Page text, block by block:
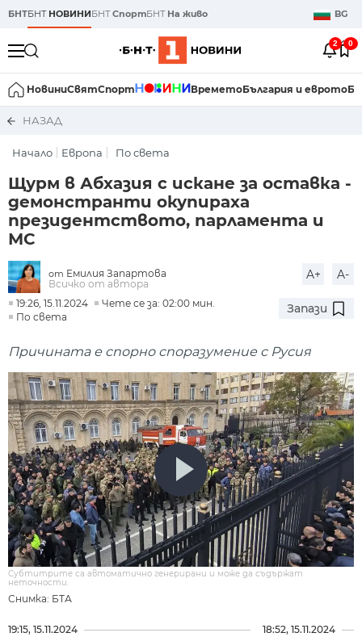
БНТБНТ НОВИНИБНТСпортБНТ На живо BG
2 0
НовиниСвятСпорт ВреметоБългария и еврото
НАЗАД
Начало Европа По света
Щурм в Абхазия с искане за оставка -
демонстранти окупираха
президентството, парламента и
МС
от Емилия Запартова
Всичко от автора
A+ A-
19:26, 15.11.2024
Чете се за: 02:00 мин.
По света
Запази
Причината е спорно споразумение с Русия
Снимка: БТА
Субтитрите са автоматично генерирани и може да съдържат
неточности.
19:15, 15.11.2024 18:52, 15.11.2024